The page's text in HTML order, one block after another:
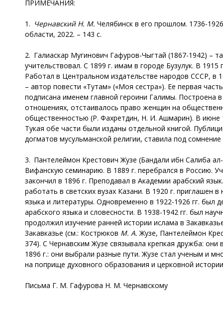
ПРИМЕЧАНИЯ:
1. Чернавский Н. М. Челябинск в его прошлом. 1736-
области, 2022. – 143 с.
2. Галиаскар Мугинович Гафуров-Чыгтай (1867-1942) –
учительствовал. С 1899 г. имам в городе Бузулук. В
Работал в Центральном издательстве народов СССР, в
– автор повести «Тутам» («Моя сестра»). Ее первая
подписана именем главной героини Галимы. Построена
отношениях, отстаивалось право женщин на
общественностью (Р. Фахретдин, Н. И. Ашмарин). В июне
Тукая обе части были изданы отдельной книгой.
догматов мусульманской религии, ставила под
3. Пантелеймон Крестович Жузе (Бандали ибн Салиба
Вифанскую семинарию. В 1889 г. перебрался в Россию.
закончил в 1896 г. Преподавал в Академии арабский
работать в светских вузах Казани. В 1920 г.
языка и литературы. Одновременно в 1922-1926 гг. был
арабского языка и словесности. В 1938-1942 гг. был
продолжил изучение ранней истории ислама в
Закавказье (см.: Кострюков М. А. Жузе, Пантелеймон
374). С Чернавским Жузе связывала крепкая дружба:
1896 г.: они выбрали разные пути. Жузе стал ученым и
на поприще духовного образования и церковной
Письма Г. М. Гафурова Н. М. Чернавскому